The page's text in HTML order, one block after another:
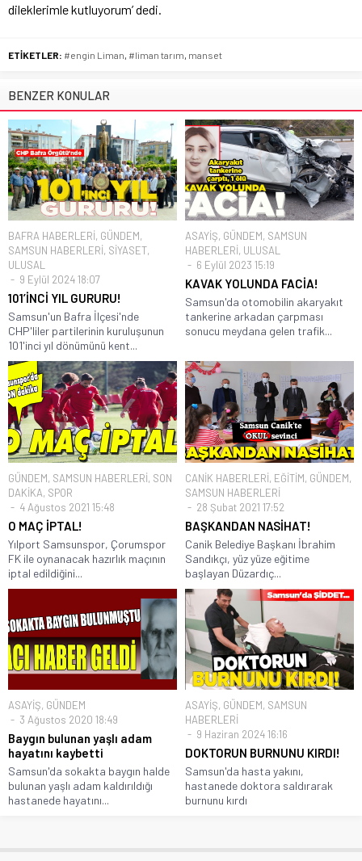
dileklerimle kutluyorum’ dedi.
ETİKETLER: #engin Liman #liman tarım manset
BENZER KONULAR
BAFRA HABERLERİ, GÜNDEM,
SAMSUN HABERLERİ, SİYASET,
ULUSAL
9 Eylül 2024 18:07
101’İNCİ YIL GURURU!
Samsun'un Bafra İlçesi'nde
CHP'liler partilerinin kuruluşunun
101'inci yıl dönümünü kent...
ASAYİŞ, GÜNDEM, SAMSUN
HABERLERİ, ULUSAL
6 Eylül 2023 15:19
KAVAK YOLUNDA FACİA!
Samsun'da otomobilin akaryakıt
tankerine arkadan çarpması
sonucu meydana gelen trafik...
GÜNDEM, SAMSUN HABERLERİ, SON
DAKİKA, SPOR
4 Ağustos 2021 15:48
O MAÇ İPTAL!
Yılport Samsunspor, Çorumspor
FK ile oynanacak hazırlık maçının
iptal edildiğini...
CANİK HABERLERİ, EĞİTİM, GÜNDEM,
SAMSUN HABERLERİ
28 Şubat 2021 17:52
BAŞKANDAN NASİHAT!
Canik Belediye Başkanı İbrahim
Sandıkçı, yüz yüze eğitime
başlayan Düzardıç...
ASAYİŞ, GÜNDEM
3 Ağustos 2020 18:49
Baygın bulunan yaşlı adam
hayatını kaybetti
Samsun'da sokakta baygın halde
bulunan yaşlı adam kaldırıldığı
hastanede hayatını...
ASAYİŞ, GÜNDEM, SAMSUN
HABERLERİ
9 Haziran 2024 16:16
DOKTORUN BURNUNU KIRDI!
Samsun'da hasta yakını,
hastanede doktora saldırarak
burnunu kırdı